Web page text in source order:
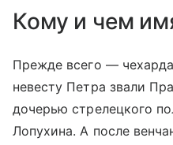
Кому и чем
Прежде всего —
невесту Петра звали
дочерью стрелецкого
Лопухина. А после